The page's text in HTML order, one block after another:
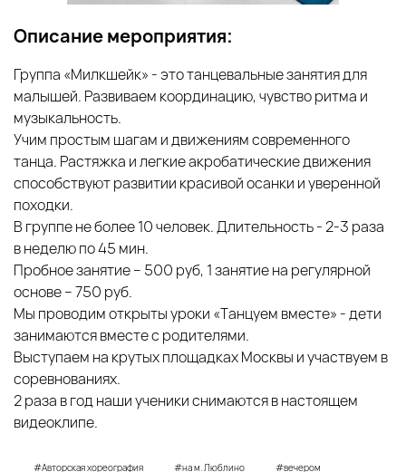
Описание мероприятия:
Группа «Милкшейк» - это танцевальные занятия для
малышей. Развиваем координацию, чувство ритма и
музыкальность.
Учим простым шагам и движениям современного
танца. Растяжка и легкие акробатические движения
способствуют развитии красивой осанки и уверенной
походки.
В группе не более 10 человек. Длительность - 2-3 раза
в неделю по 45 мин.
Пробное занятие – 500 руб, 1 занятие на регулярной
основе – 750 руб.
Мы проводим открыты уроки «Танцуем вместе» - дети
занимаются вместе с родителями.
Выступаем на крутых площадках Москвы и участвуем в
соревнованиях.
2 раза в год наши ученики снимаются в настоящем
видеоклипе.
#Авторская хореография #на м. Люблино #вечером